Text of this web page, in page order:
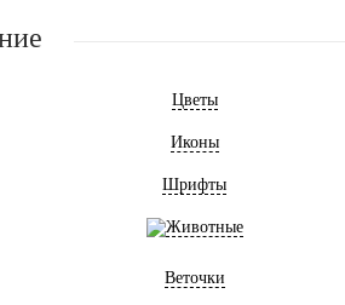
Цветы
Иконы
Шрифты
Животные
Веточки